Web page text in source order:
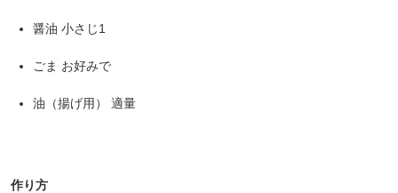
醤油 小さじ1
ごま お好みで
油（揚げ用） 適量
作り方